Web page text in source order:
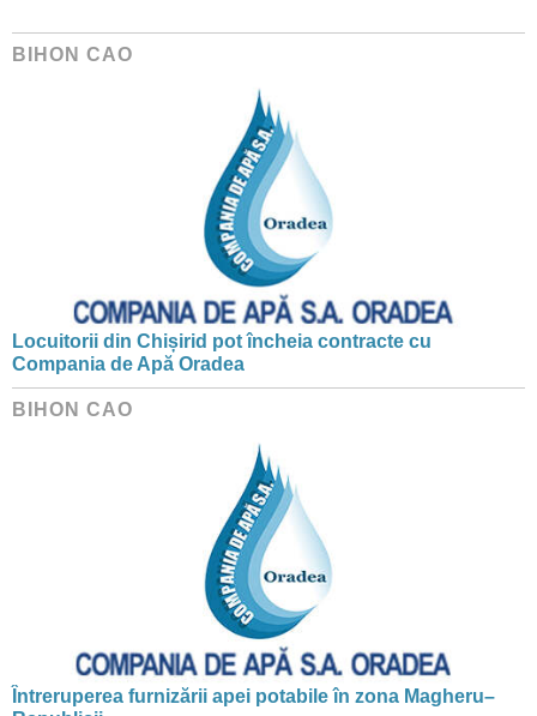
BIHON CAO
Locuitorii din Chișirid pot încheia contracte cu
Compania de Apă Oradea
BIHON CAO
Întreruperea furnizării apei potabile în zona Magheru–